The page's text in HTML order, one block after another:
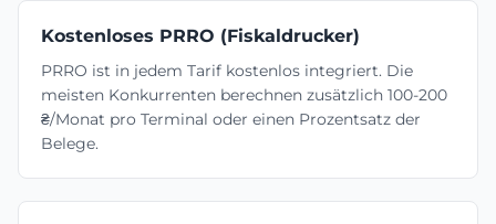
Kostenloses PRRO (Fiskaldrucker)
PRRO ist in jedem Tarif kostenlos integriert. Die
meisten Konkurrenten berechnen zusätzlich 100-200
₴/Monat pro Terminal oder einen Prozentsatz der
Belege.